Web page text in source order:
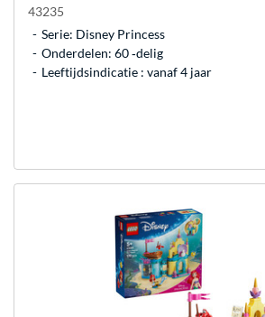
43235
Serie: Disney Princess
Onderdelen: 60 ‐delig
Leeftijdsindicatie : vanaf 4 jaar